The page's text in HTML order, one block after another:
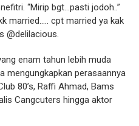
“Mirip bgt...pasti jodoh..”
married..... cpt married ya kak
@delilacious.
enam tahun lebih muda
mengungkapkan perasaannya
80’s, Raffi Ahmad, Bams
Cangcuters hingga aktor